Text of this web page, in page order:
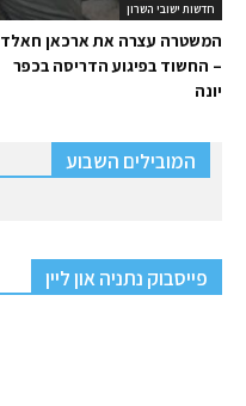
חדשות ישובי השרון
המשטרה עצרה את ארכאן חאלד
– החשוד בפיגוע הדריסה בכפר
יונה
המובילים השבוע
פייסבוק נתניה און ליין